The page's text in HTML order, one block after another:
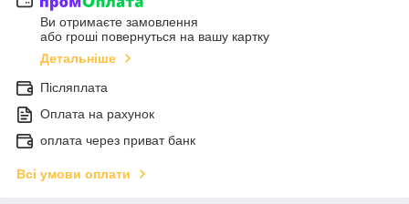
Ви отримаєте замовлення
або гроші повернуться на вашу картку
Детальніше
Післяплата
Оплата на рахунок
оплата через приват банк
Всі умови оплати